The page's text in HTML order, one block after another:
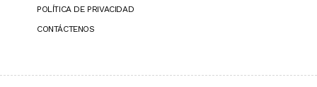
POLÍTICA DE PRIVACIDAD
CONTÁCTENOS